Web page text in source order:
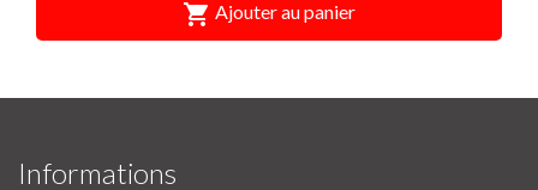
 Ajouter au panier
Informations